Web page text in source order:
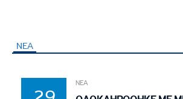
ΝΕΑ
ΝΕΑ